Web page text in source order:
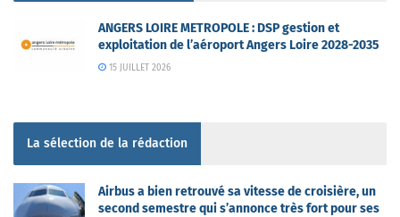
ANGERS LOIRE METROPOLE : DSP gestion et
exploitation de l’aéroport Angers Loire 2028-2035
15 JUILLET 2026
La sélection de la rédaction
Airbus a bien retrouvé sa vitesse de croisière, un
second semestre qui s’annonce très fort pour ses